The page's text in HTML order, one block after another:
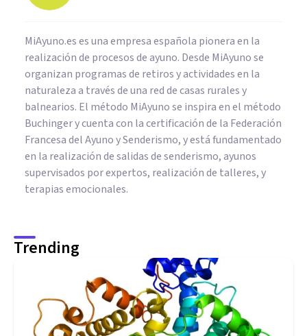
MiAyuno.es es una empresa española pionera en la
realización de procesos de ayuno. Desde MiAyuno se
organizan programas de retiros y actividades en la
naturaleza a través de una red de casas rurales y
balnearios. El método MiAyuno se inspira en el método
Buchinger y cuenta con la certificación de la Federación
Francesa del Ayuno y Senderismo, y está fundamentado
en la realización de salidas de senderismo, ayunos
supervisados por expertos, realización de talleres, y
terapias emocionales.
Trending